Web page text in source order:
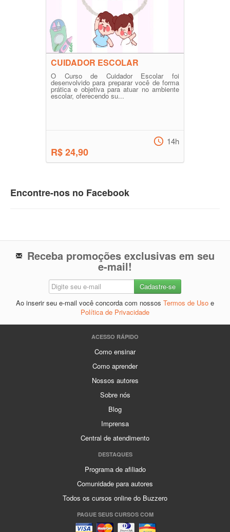
CUIDADOR ESCOLAR
O Curso de Cuidador Escolar foi
desenvolvido para preparar você de forma
prática e objetiva para atuar no ambiente
escolar, oferecendo su...
R$ 24,90
14h
Encontre-nos no Facebook
Receba promoções exclusivas em seu
e-mail!
Ao inserir seu e-mail você concorda com nossos Termos de Uso e
Política de Privacidade
ACESSO RÁPIDO
Como ensinar
Como aprender
Nossos autores
Sobre nós
Blog
Imprensa
Central de atendimento
DESTAQUES
Programa de afiliado
Comunidade para autores
Todos os cursos online do Buzzero
PAGUE SEUS CURSOS COM